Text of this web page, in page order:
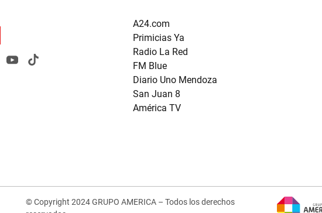
A24.com
Primicias Ya
Radio La Red
FM Blue
Diario Uno Mendoza
San Juan 8
América TV
© Copyright 2024 GRUPO AMERICA – Todos los derechos